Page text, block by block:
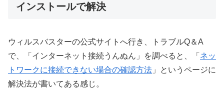
インストールで解決
ウィルスバスターの公式サイトへ行き、トラブルQ＆A
で、「インターネット接続うんぬん」を調べると、「 ネッ
トワークに接続できない場合の確認方法 」というページに
解決法が書いてある感じ。